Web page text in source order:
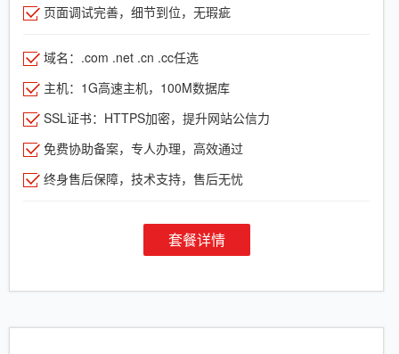
页面调试完善，细节到位，无瑕疵
域名：.com .net .cn .cc任选
主机：1G高速主机，100M数据库
SSL证书：HTTPS加密，提升网站公信力
免费协助备案，专人办理，高效通过
终身售后保障，技术支持，售后无忧
套餐详情